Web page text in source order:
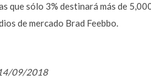
que sólo 3% destinará más de
de mercado Brad Feebbo.
14/09/2018